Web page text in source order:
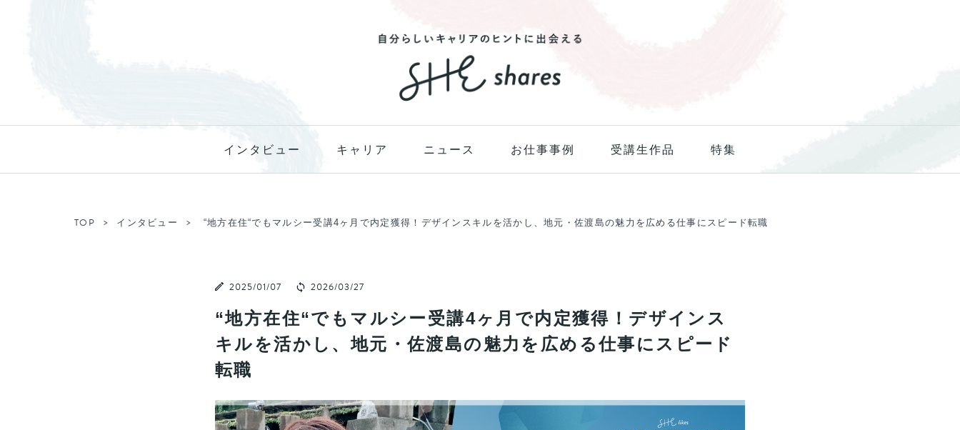
インタビュー キャリア ニュース お仕事事例 受講生作品 特集
TOP インタビュー “地方在住“でもマルシー受講4ヶ月で内定獲得！デザインスキルを活かし、地元・佐渡島の魅力を広める仕事にスピード転職
2025/01/07 2026/03/27
“地方在住“でもマルシー受講4ヶ月で内定獲得！デザインス
キルを活かし、地元・佐渡島の魅力を広める仕事にスピード
転職